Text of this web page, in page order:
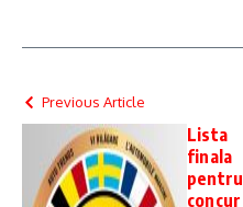
Previous Article
Lista
finala
pentru
concur